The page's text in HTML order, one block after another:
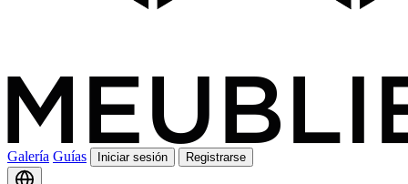
Galería Guías Iniciar sesión Registrarse